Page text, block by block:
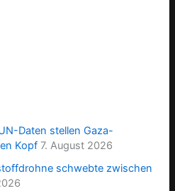
Daten stellen Gaza-
Kopf 7. August 2026
schwebte zwischen